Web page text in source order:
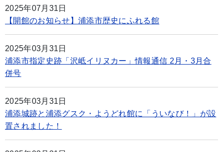
2025年07月31日
【開館のお知らせ】浦添市歴史にふれる館
2025年03月31日
浦添市指定史跡「沢岻イリヌカー」情報通信 2月・3月合
併号
2025年03月31日
浦添城跡と浦添グスク・ようどれ館に「ういなび！」が設
置されました！